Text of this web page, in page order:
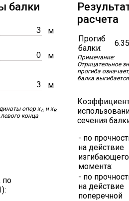
балки
м
м
м
опор xA и xB
конца
по
расчета
Прогиб
балки:
6.35
Примечание:
Отрицательное
прогиба
балка
сечения
- по
на действие
изгибающего
момента:
- по
на действие
поперечной